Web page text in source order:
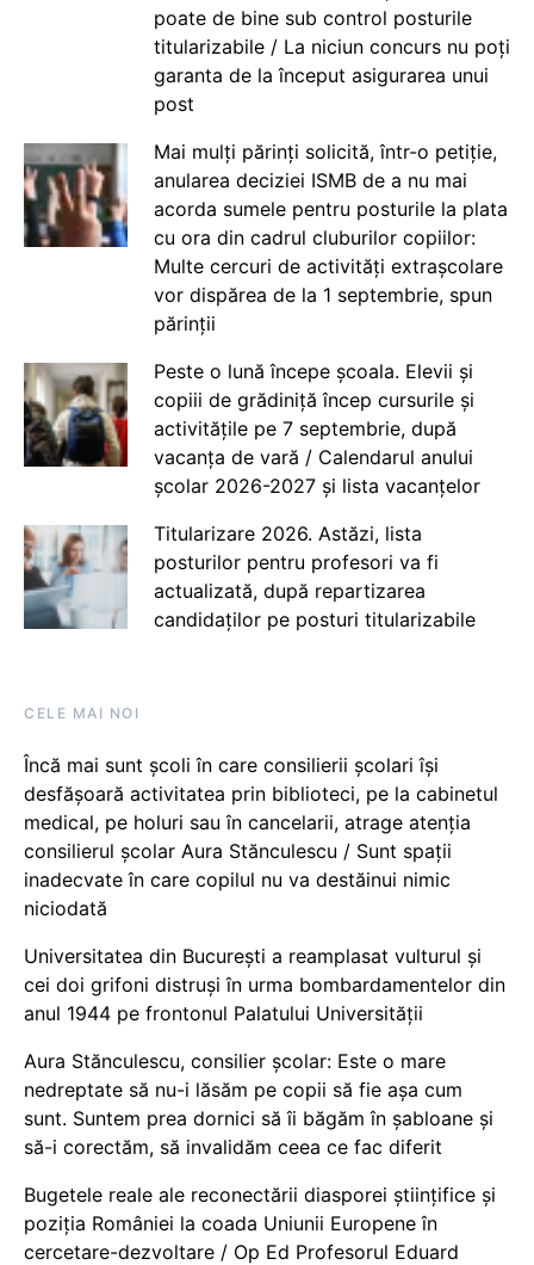
poate de bine sub control posturile
titularizabile / La niciun concurs nu poți
garanta de la început asigurarea unui
post
Mai mulți părinți solicită, într-o petiție,
anularea deciziei ISMB de a nu mai
acorda sumele pentru posturile la plata
cu ora din cadrul cluburilor copiilor:
Multe cercuri de activități extrașcolare
vor dispărea de la 1 septembrie, spun
părinții
Peste o lună începe școala. Elevii și
copiii de grădiniță încep cursurile și
activitățile pe 7 septembrie, după
vacanța de vară / Calendarul anului
școlar 2026-2027 și lista vacanțelor
Titularizare 2026. Astăzi, lista
posturilor pentru profesori va fi
actualizată, după repartizarea
candidaților pe posturi titularizabile
CELE MAI NOI
Încă mai sunt școli în care consilierii școlari își
desfășoară activitatea prin biblioteci, pe la cabinetul
medical, pe holuri sau în cancelarii, atrage atenția
consilierul școlar Aura Stănculescu / Sunt spații
inadecvate în care copilul nu va destăinui nimic
niciodată
Universitatea din București a reamplasat vulturul și
cei doi grifoni distruși în urma bombardamentelor din
anul 1944 pe frontonul Palatului Universității
Aura Stănculescu, consilier școlar: Este o mare
nedreptate să nu-i lăsăm pe copii să fie așa cum
sunt. Suntem prea dornici să îi băgăm în șabloane și
să-i corectăm, să invalidăm ceea ce fac diferit
Bugetele reale ale reconectării diasporei științifice și
poziția României la coada Uniunii Europene în
cercetare-dezvoltare / Op Ed Profesorul Eduard